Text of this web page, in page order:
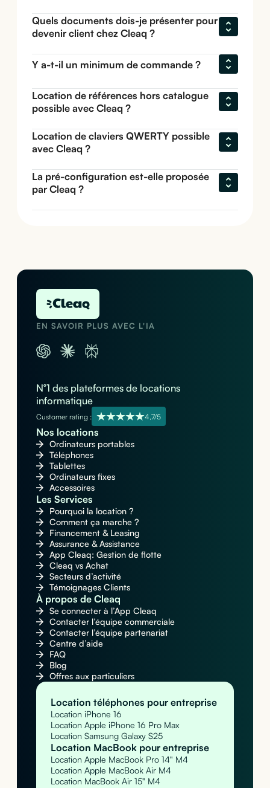
Quels documents dois-je présenter pour
devenir client chez Cleaq ?
Y a-t-il un minimum de commande ?
Location de références hors catalogue
possible avec Cleaq ?
Location de claviers QWERTY possible
avec Cleaq ?
La pré-configuration est-elle proposée
par Cleaq ?
EN SAVOIR PLUS AVEC L'IA
N°1 des plateformes de locations
informatique
Customer rating : 4,7/5
Nos locations
Ordinateurs portables
Téléphones
Tablettes
Ordinateurs fixes
Accessoires
Les Services
Pourquoi la location ?
Comment ça marche ?
Financement & Leasing
Assurance & Assistance
App Cleaq: Gestion de flotte
Cleaq vs Achat
Secteurs d’activité
Témoignages Clients
À propos de Cleaq
Se connecter à l’App Cleaq
Contacter l’équipe commerciale
Contacter l’équipe partenariat
Centre d’aide
FAQ
Blog
Offres aux particuliers
Location téléphones pour entreprise
Location iPhone 16
Location Apple iPhone 16 Pro Max
Location Samsung Galaxy S25
Location MacBook pour entreprise
Location Apple MacBook Pro 14" M4
Location Apple MacBook Air M4
Location MacBook Air 15" M4